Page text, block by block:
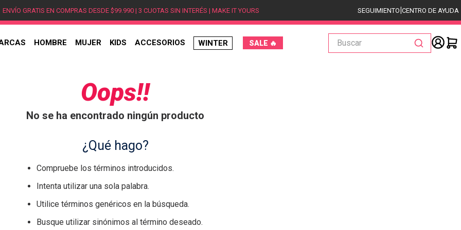
ENVÍO GRATIS EN COMPRAS DESDE $99.990 | 3 CUOTAS SIN INTERÉS | MAKE IT YOURS SEGUIMIENTO|CENTRO DE AYUDA
HOMBRE MUJER KIDS ACCESORIOS WINTER SALE 🔥
Buscar
Oops!!
No se ha encontrado ningún producto
¿Qué hago?
Compruebe los términos introducidos.
Intenta utilizar una sola palabra.
Utilice términos genéricos en la búsqueda.
Busque utilizar sinónimos al término deseado.
2
jordan
3.
mujer
5.
zapatillas
6.
zapatillas jordan
7.
new balance
8.
zapatillas hombre
9. zapatillas nike